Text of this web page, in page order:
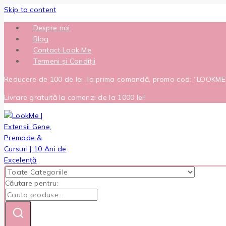
Skip to content
Despre noi
Blog
Contact Look Me
Termeni și Condiții
Reducere de 100 de lei la prima comandă, promo cod:
Livrare gratuită la comenzi de la 1000 lei!
Căutare pentru: